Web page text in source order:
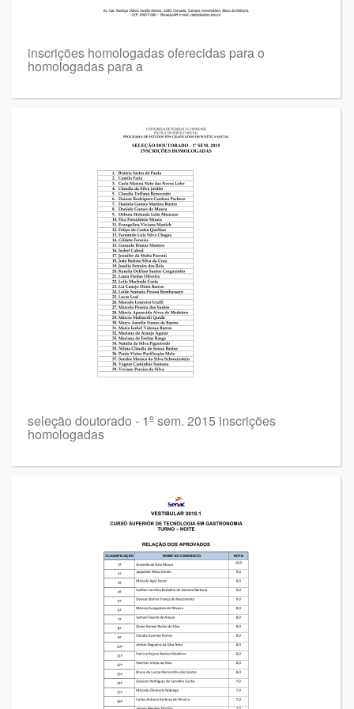
inscrições homologadas oferecidas para o
homologadas para a
seleção doutorado - 1º sem. 2015 inscrições
homologadas